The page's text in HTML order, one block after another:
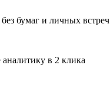
бумаг и личных встреч
аналитику в 2 клика